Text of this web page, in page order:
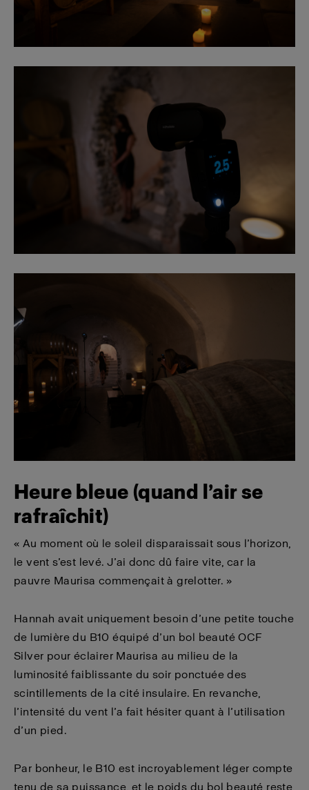
Heure bleue (quand l’air se
rafraîchit)
« Au moment où le soleil disparaissait sous l’horizon,
le vent s’est levé. J’ai donc dû faire vite, car la
pauvre Maurisa commençait à grelotter. »
Hannah avait uniquement besoin d’une petite touche
de lumière du B10 équipé d’un bol beauté OCF
Silver pour éclairer Maurisa au milieu de la
luminosité faiblissante du soir ponctuée des
scintillements de la cité insulaire. En revanche,
l’intensité du vent l’a fait hésiter quant à l’utilisation
d’un pied.
Par bonheur, le B10 est incroyablement léger compte
tenu de sa puissance, et le poids du bol beauté reste